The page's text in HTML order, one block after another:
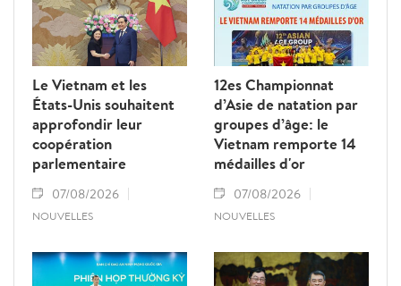
Le Vietnam et les
États-Unis souhaitent
approfondir leur
coopération
parlementaire
07/08/2026
NOUVELLES
12es Championnat
d’Asie de natation par
groupes d’âge: le
Vietnam remporte 14
médailles d'or
07/08/2026
NOUVELLES